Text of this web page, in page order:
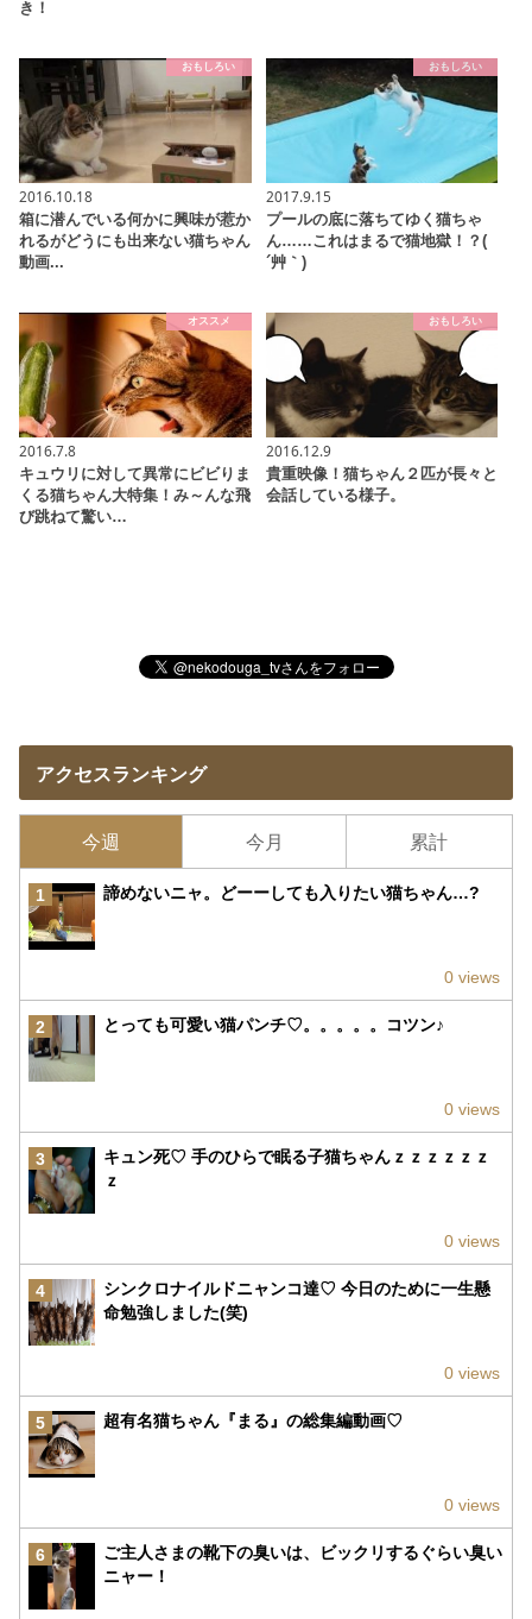
き！
おもしろい
2016.10.18
箱に潜んでいる何かに興味が惹か
れるがどうにも出来ない猫ちゃん
動画...
おもしろい
2017.9.15
プールの底に落ちてゆく猫ちゃ
ん……これはまるで猫地獄！？(
´艸｀)
オススメ
2016.7.8
キュウリに対して異常にビビりま
くる猫ちゃん大特集！み～んな飛
び跳ねて驚い…
おもしろい
2016.12.9
貴重映像！猫ちゃん２匹が長々と
会話している様子。
アクセスランキング
今週 今月 累計
1 諦めないニャ。どーーしても入りたい猫ちゃん…?
0 views
2 とっても可愛い猫パンチ♡。。。。。コツン♪
0 views
3
キュン死♡ 手のひらで眠る子猫ちゃんｚｚｚｚｚｚ
ｚ
0 views
4
シンクロナイルドニャンコ達♡ 今日のために一生懸
命勉強しました(笑)
0 views
5 超有名猫ちゃん『まる』の総集編動画♡
0 views
6
ご主人さまの靴下の臭いは、ビックリするぐらい臭い
ニャー！